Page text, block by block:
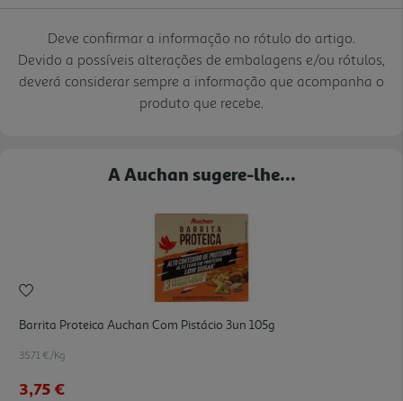
Deve confirmar a informação no rótulo do artigo.
Devido a possíveis alterações de embalagens e/ou rótulos,
deverá considerar sempre a informação que acompanha o
produto que recebe.
A Auchan sugere-lhe...
Barrita Proteica Auchan Com Pistácio 3un 105g
35.71 €/Kg
3,75 €